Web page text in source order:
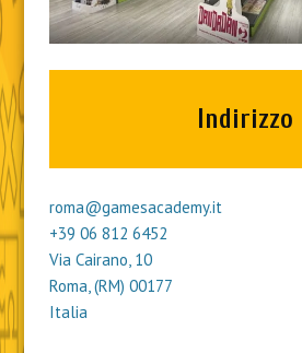
Indirizzo
roma@gamesacademy.it
+39 06 812 6452
Via Cairano, 10
Roma,(RM) 00177
Italia